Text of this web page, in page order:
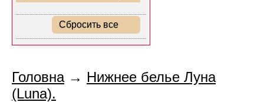
Сбросить все
Головна→ Нижнее белье Луна
(Luna).